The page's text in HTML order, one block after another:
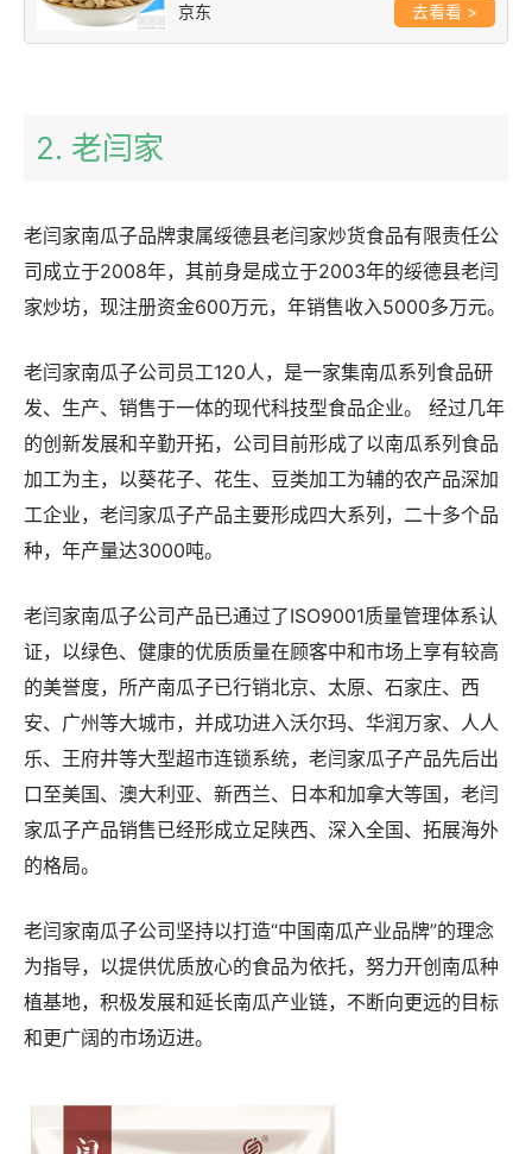
京东 >
2. 老闫家
老闫家南瓜子品牌隶属绥德县老闫家炒货食品有限责任公
司成立于2008年，其前身是成立于2003年的绥德县老闫
家炒坊，现注册资金600万元，年销售收入5000多万元。
老闫家南瓜子公司员工120人，是一家集南瓜系列食品研
发、生产、销售于一体的现代科技型食品企业。 经过几年
的创新发展和辛勤开拓，公司目前形成了以南瓜系列食品
加工为主，以葵花子、花生、豆类加工为辅的农产品深加
工企业，老闫家瓜子产品主要形成四大系列，二十多个品
种，年产量达3000吨。
老闫家南瓜子公司产品已通过了ISO9001质量管理体系认
证，以绿色、健康的优质质量在顾客中和市场上享有较高
的美誉度，所产南瓜子已行销北京、太原、石家庄、西
安、广州等大城市，并成功进入沃尔玛、华润万家、人人
乐、王府井等大型超市连锁系统，老闫家瓜子产品先后出
口至美国、澳大利亚、新西兰、日本和加拿大等国，老闫
家瓜子产品销售已经形成立足陕西、深入全国、拓展海外
的格局。
老闫家南瓜子公司坚持以打造“中国南瓜产业品牌”的理念
为指导，以提供优质放心的食品为依托，努力开创南瓜种
植基地，积极发展和延长南瓜产业链，不断向更远的目标
和更广阔的市场迈进。